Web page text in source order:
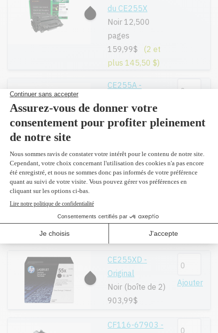
du CE255X
Noir 12,500
pages
159,99$
(2 et
plus 145,50 $)
CE255A -
Noir 6,000
pages
Compatible en
remplacement
du CE255A
109,99$ (2 et
plus 104,40 $)
Ajouter
CE255XD -
Original
Noir (boîte de 2)
903,99$
Ajouter
CF116-67903 -